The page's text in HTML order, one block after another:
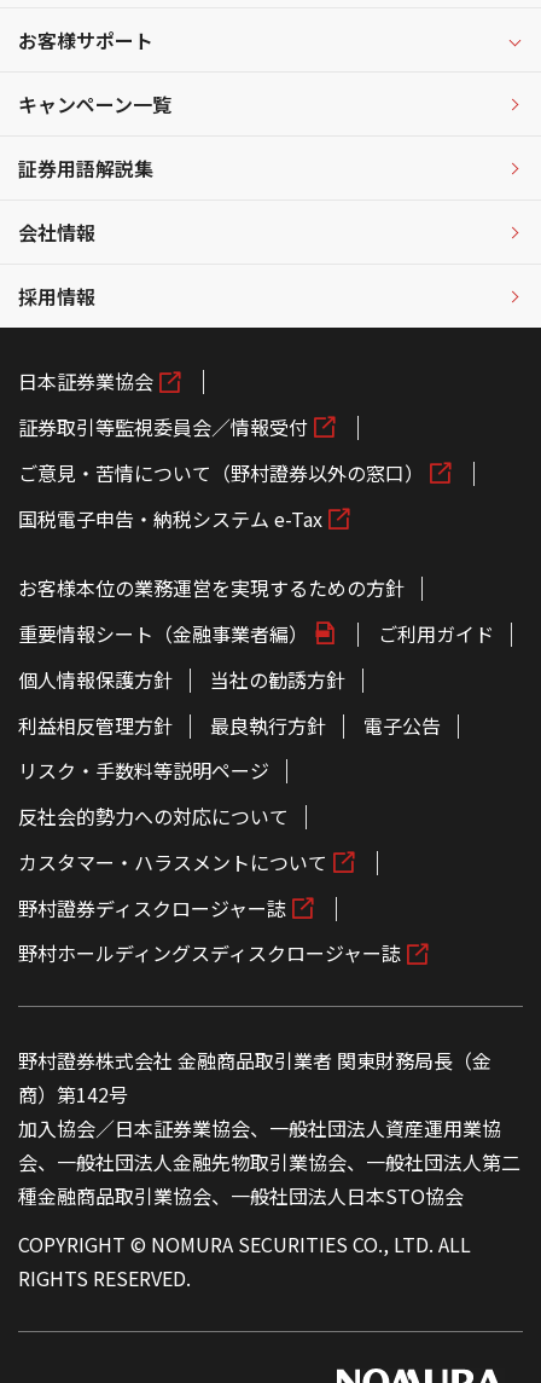
お客様サポート
キャンペーン一覧
証券用語解説集
会社情報
採用情報
日本証券業協会
証券取引等監視委員会／情報受付
ご意見・苦情について（野村證券以外の窓口）
国税電子申告・納税システム e-Tax
お客様本位の業務運営を実現するための方針
重要情報シート（金融事業者編）
ご利用ガイド
個人情報保護方針
当社の勧誘方針
利益相反管理方針
最良執行方針
電子公告
リスク・手数料等説明ページ
反社会的勢力への対応について
カスタマー・ハラスメントについて
野村證券ディスクロージャー誌
野村ホールディングスディスクロージャー誌
野村證券株式会社 金融商品取引業者 関東財務局長（金
商）第142号
加入協会／日本証券業協会、一般社団法人資産運用業協
会、一般社団法人金融先物取引業協会、一般社団法人第二
種金融商品取引業協会、一般社団法人日本STO協会
COPYRIGHT © NOMURA SECURITIES CO., LTD. ALL
RIGHTS RESERVED.